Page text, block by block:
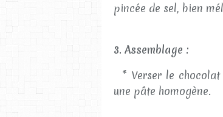
pincée de sel, bien
3. Assemblage :
* Verser le
une pâte homogène.